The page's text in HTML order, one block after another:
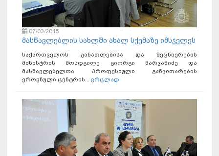
07/03/2015
მასწავლებლის სახლში ახალ სქემაზე იმსჯელეს
საქართველოს განათლებისა და მეცნიერების
მინისტრის მოადგილე გიორგი შარვაშიძე და
მასწავლებელთა პროფესიული განვითარების
ეროვნული ცენტრის... ვრცლად